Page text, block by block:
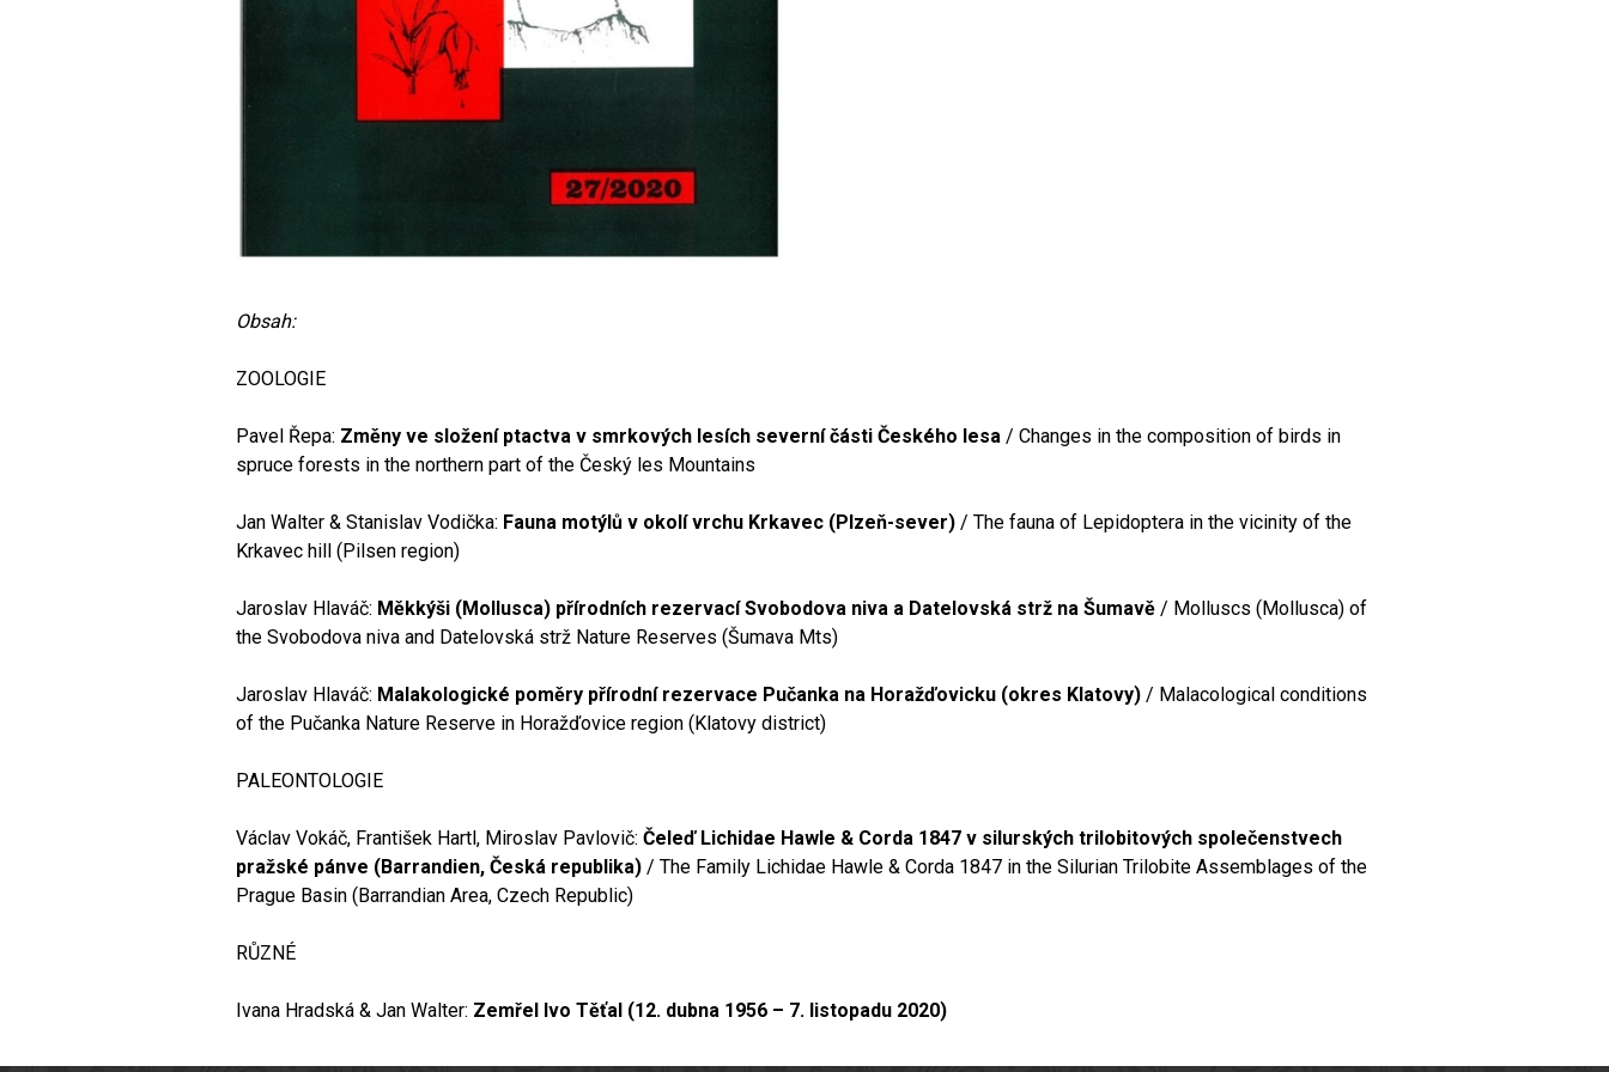
Obsah:
ZOOLOGIE
Pavel Řepa: Změny ve složení ptactva v smrkových lesích severní části Českého lesa / Changes in the composition of birds in
spruce forests in the northern part of the Český les Mountains
Jan Walter & Stanislav Vodička: Fauna motýlů v okolí vrchu Krkavec (Plzeň-sever) / The fauna of Lepidoptera in the vicinity of the
Krkavec hill (Pilsen region)
Jaroslav Hlaváč: Měkkýši (Mollusca) přírodních rezervací Svobodova niva a Datelovská strž na Šumavě / Molluscs (Mollusca) of
the Svobodova niva and Datelovská strž Nature Reserves (Šumava Mts)
Jaroslav Hlaváč: Malakologické poměry přírodní rezervace Pučanka na Horažďovicku (okres Klatovy) / Malacological conditions
of the Pučanka Nature Reserve in Horažďovice region (Klatovy district)
PALEONTOLOGIE
Václav Vokáč, František Hartl, Miroslav Pavlovič: Čeleď Lichidae Hawle & Corda 1847 v silurských trilobitových společenstvech
pražské pánve (Barrandien, Česká republika) / The Family Lichidae Hawle & Corda 1847 in the Silurian Trilobite Assemblages of the
Prague Basin (Barrandian Area, Czech Republic)
RŮZNÉ
Ivana Hradská & Jan Walter: Zemřel Ivo Těťal (12. dubna 1956 – 7. listopadu 2020)